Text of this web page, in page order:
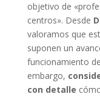
objetivo de
centros». Desde
valoramos que
suponen un
funcionamiento
embargo,
con detalle